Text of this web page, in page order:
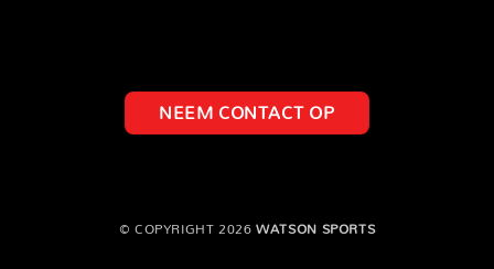
NEEM CONTACT OP
© COPYRIGHT 2026WATSON SPORTS